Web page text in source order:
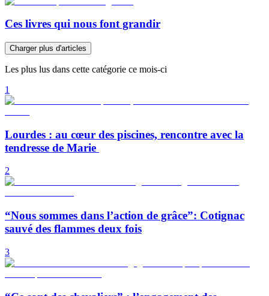
Ces livres qui nous font grandir
Charger plus d'articles
Les plus lus dans cette catégorie ce mois-ci
1
Lourdes : au cœur des piscines, rencontre avec la
tendresse de Marie
2
“Nous sommes dans l’action de grâce”: Cotignac
sauvé des flammes deux fois
3